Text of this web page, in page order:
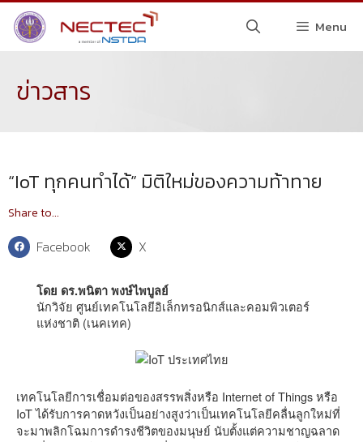
Menu
ข่าวสาร
“IoT ทุกคนทำได้” มิติใหม่ของความท้าทาย
Share to...
Facebook X
โดย ดร.พนิตา พงษ์ไพบูลย์
นักวิจัย ศูนย์เทคโนโลยีอิเล็กทรอนิกส์และคอมพิวเตอร์
แห่งชาติ (เนคเทค)
เทคโนโลยีการเชื่อมต่อของสรรพสิ่งหรือ Internet of Things หรือ
IoT ได้รับการคาดหวังเป็นอย่างสูงว่าเป็นเทคโนโลยีคลื่นลูกใหม่ที่
จะมาพลิกโฉมการดำรงชีวิตของมนุษย์ นับตั้งแต่ความชาญฉลาด